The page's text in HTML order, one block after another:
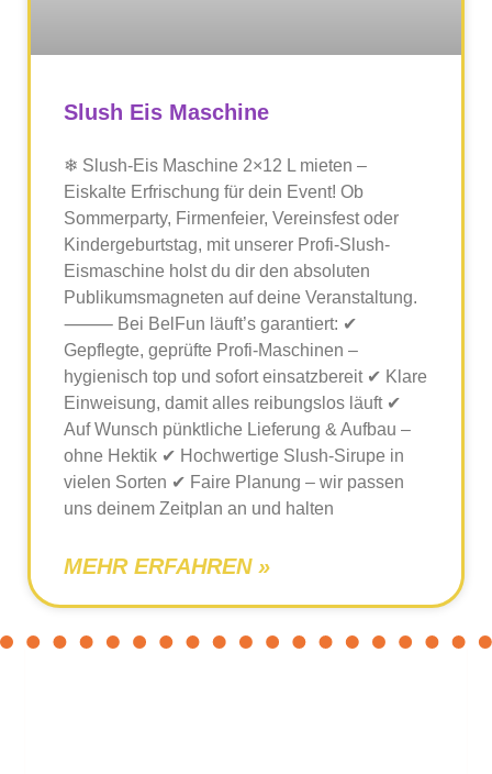
Slush Eis Maschine
❄ Slush-Eis Maschine 2×12 L mieten –
Eiskalte Erfrischung für dein Event! Ob
Sommerparty, Firmenfeier, Vereinsfest oder
Kindergeburtstag, mit unserer Profi-Slush-
Eismaschine holst du dir den absoluten
Publikumsmagneten auf deine Veranstaltung.
⸻ Bei BelFun läuft’s garantiert: ✔
Gepflegte, geprüfte Profi-Maschinen –
hygienisch top und sofort einsatzbereit ✔ Klare
Einweisung, damit alles reibungslos läuft ✔
Auf Wunsch pünktliche Lieferung & Aufbau –
ohne Hektik ✔ Hochwertige Slush-Sirupe in
vielen Sorten ✔ Faire Planung – wir passen
uns deinem Zeitplan an und halten
MEHR ERFAHREN »